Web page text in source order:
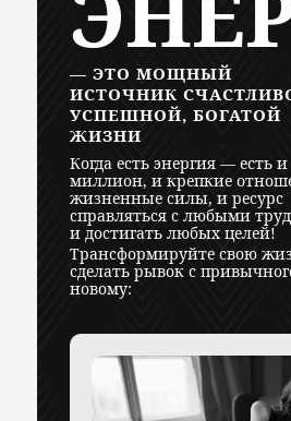
Когда есть энергия — есть и
миллион, и крепкие
жизненные силы, и ресурс
справляться с любыми
и достигать любых целей!
Трансформируйте свою
сделать рывок с
новому:
— ЭТО МОЩНЫЙ
ИСТОЧНИК
УСПЕШНОЙ, БОГАТОЙ
ЖИЗНИ